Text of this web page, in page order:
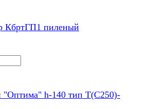
КбртГП1 пиленый